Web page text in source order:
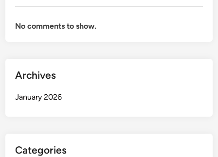
No comments to show.
Archives
January 2026
Categories